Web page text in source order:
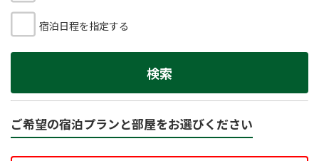
宿泊日程を指定する
検索
ご希望の宿泊プランと部屋をお選びください